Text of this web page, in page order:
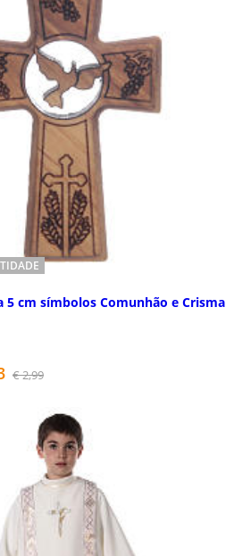
5 cm símbolos Comunhão e Crisma
€ 2,99